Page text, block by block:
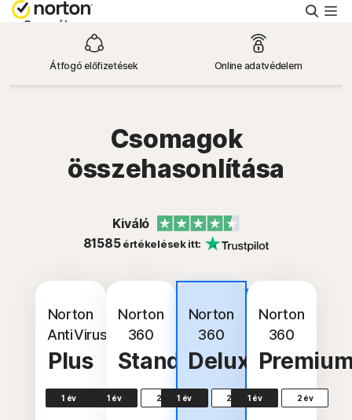
Személyes
Small Business
Ingyenes próba
Magyarország
Bejelentkezés
Átfogó előfizetések Online adatvédelem
Csomagok
összehasonlítása
Kiváló
81585értékelések itt:
Norton
AntiVirus
Plus
1 év
Norton
360
Standard
1 év 2 év
vétel
Norton
360
Deluxe
1 év 2 év
Norton
360
1 év 2 év